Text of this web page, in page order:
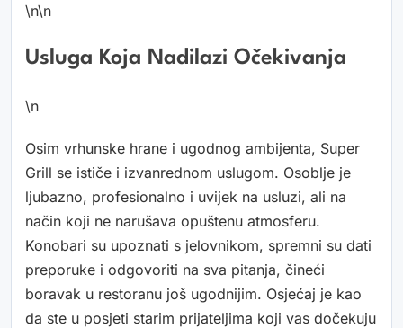
\n\n
Usluga Koja Nadilazi Očekivanja
\n
Osim vrhunske hrane i ugodnog ambijenta, Super
Grill se ističe i izvanrednom uslugom. Osoblje je
ljubazno, profesionalno i uvijek na usluzi, ali na
način koji ne narušava opuštenu atmosferu.
Konobari su upoznati s jelovnikom, spremni su dati
preporuke i odgovoriti na sva pitanja, čineći
boravak u restoranu još ugodnijim. Osjećaj je kao
da ste u posjeti starim prijateljima koji vas dočekuju